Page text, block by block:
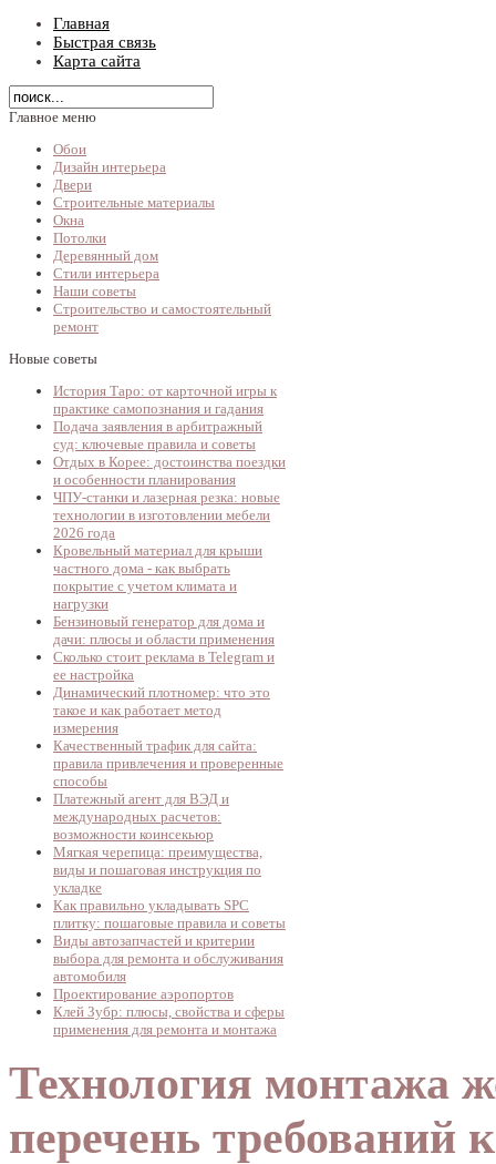
Главная
Быстрая связь
Карта сайта
Главное меню
Обои
Дизайн интерьера
Двери
Строительные материалы
Окна
Потолки
Деревянный дом
Стили интерьера
Наши советы
Строительство и самостоятельный
ремонт
Новые советы
История Таро: от карточной игры к
практике самопознания и гадания
Подача заявления в арбитражный
суд: ключевые правила и советы
Отдых в Корее: достоинства поездки
и особенности планирования
ЧПУ-станки и лазерная резка: новые
технологии в изготовлении мебели
2026 года
Кровельный материал для крыши
частного дома - как выбрать
покрытие с учетом климата и
нагрузки
Бензиновый генератор для дома и
дачи: плюсы и области применения
Сколько стоит реклама в Telegram и
ее настройка
Динамический плотномер: что это
такое и как работает метод
измерения
Качественный трафик для сайта:
правила привлечения и проверенные
способы
Платежный агент для ВЭД и
международных расчетов:
возможности коинсекьюр
Мягкая черепица: преимущества,
виды и пошаговая инструкция по
укладке
Как правильно укладывать SPC
плитку: пошаговые правила и советы
Виды автозапчастей и критерии
выбора для ремонта и обслуживания
автомобиля
Проектирование аэропортов
Клей Зубр: плюсы, свойства и сферы
применения для ремонта и монтажа
Технология монтажа
перечень требований